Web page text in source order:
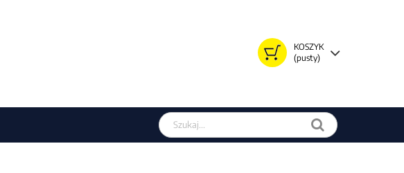
KOSZYK
(pusty)
Szukaj w sklepie